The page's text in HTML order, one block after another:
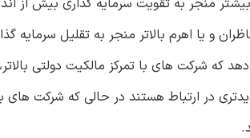
منجر به تقویت سرمایه گذاری بیش از
و یا اهرم بالاتر منجر به تقلیل سرمایه
که شرکت های با تمرکز مالکیت دولتی بالاتر،
در ارتباط هستند در حالی که شرکت های